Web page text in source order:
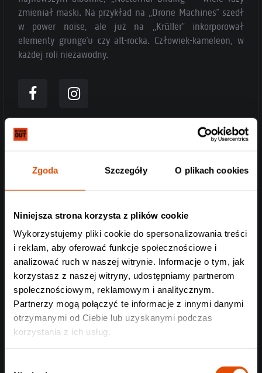
Zgoda Szczegóły O plikach cookies
Niniejsza strona korzysta z plików cookie
Wykorzystujemy pliki cookie do spersonalizowania treści
i reklam, aby oferować funkcje społecznościowe i
analizować ruch w naszej witrynie. Informacje o tym, jak
korzystasz z naszej witryny, udostępniamy partnerom
społecznościowym, reklamowym i analitycznym.
Partnerzy mogą połączyć te informacje z innymi danymi
otrzymanymi od Ciebie lub uzyskanymi podczas
korzystania z ich usług.
zmieniał maski. Na przykład na „Drone Machines” szedł
w power noise, ale już na „Krüller” inkorporował
elementy grunge’u czy alt-rocka. Człowiek-kameleon, w
każdej roli niezawodny.